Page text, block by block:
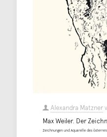
Alexandra Matzner
Max Weiler. Der
Zeichnungen und Aquarelle des